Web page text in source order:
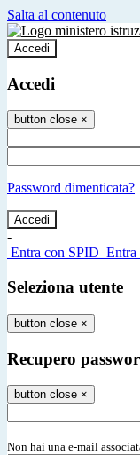
Salta al contenuto
Accedi
Accedi
button close ×
Password dimenticata?
-
Entra con SPID Entra
Seleziona utente
button close ×
Recupero
button close ×
Non hai una e-mail